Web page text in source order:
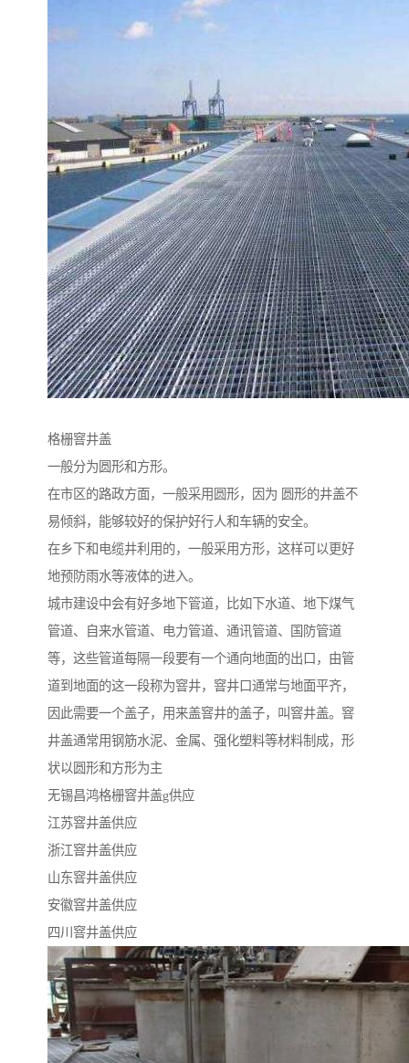
格栅窨井盖
一般分为圆形和方形。
在市区的路政方面，一般采用圆形，因为 圆形的井盖不
易倾斜，能够较好的保护好行人和车辆的安全。
在乡下和电缆井利用的，一般采用方形，这样可以更好
地预防雨水等液体的进入。
城市建设中会有好多地下管道，比如下水道、地下煤气
管道、自来水管道、电力管道、通讯管道、国防管道
等，这些管道每隔一段要有一个通向地面的出口，由管
道到地面的这一段称为窨井，窨井口通常与地面平齐，
因此需要一个盖子，用来盖窨井的盖子，叫窨井盖。窨
井盖通常用钢筋水泥、金属、强化塑料等材料制成，形
状以圆形和方形为主
无锡昌鸿格栅窨井盖g供应
江苏窨井盖供应
浙江窨井盖供应
山东窨井盖供应
安徽窨井盖供应
四川窨井盖供应